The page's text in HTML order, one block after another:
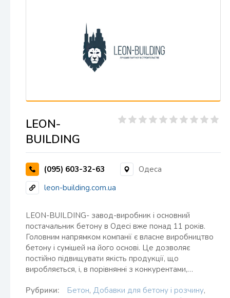
LEON-
BUILDING
(095) 603-32-63
Одеса
leon-building.com.ua
LEON-BUILDING- завод-виробник і основний
постачальник бетону в Одесі вже понад 11 років.
Головним напрямком компанії є власне виробництво
бетону і сумішей на його основі. Це дозволяє
постійно підвищувати якість продукції, що
виробляється, і, в порівнянні з конкурентами,…
Рубрики: Бетон, Добавки для бетону і розчину,